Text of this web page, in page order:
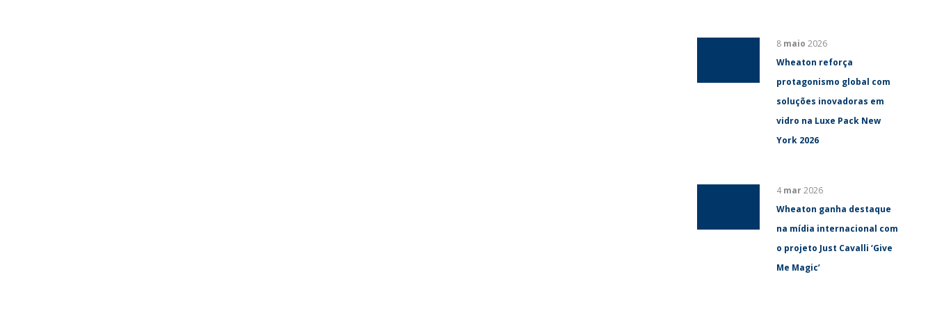
8 maio 2026
Wheaton reforça
protagonismo global com
soluções inovadoras em
vidro na Luxe Pack New
York 2026
4mar2026
Wheaton ganha destaque
na mídia internacional com
o projeto Just Cavalli ‘Give
Me Magic’